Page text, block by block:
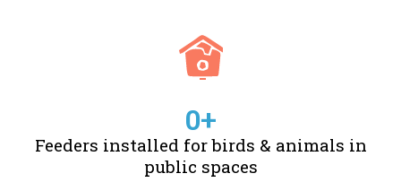
Feeders installed for birds & animals in
public spaces
0+